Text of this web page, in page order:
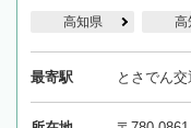
高知県 高
最寄駅 とさでん